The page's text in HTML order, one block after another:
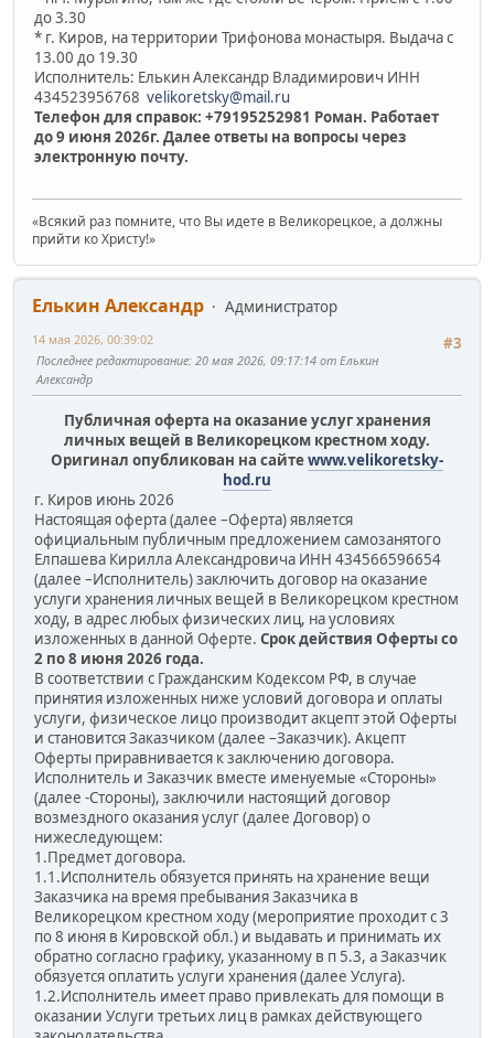
до 3.30
* г. Киров, на территории Трифонова монастыря. Выдача с
13.00 до 19.30
Исполнитель: Елькин Александр Владимирович ИНН
434523956768 velikoretsky@mail.ru
Телефон для справок: +79195252981 Роман. Работает
до 9 июня 2026г. Далее ответы на вопросы через
электронную почту.
«Всякий раз помните, что Вы идете в Великорецкое, а должны
прийти ко Христу!»
Елькин Александр
Администратор
#3
14 мая 2026, 00:39:02
Последнее редактирование: 20 мая 2026, 09:17:14 от Елькин
Александр
Публичная оферта на оказание услуг хранения
личных вещей в Великорецком крестном ходу.
Оригинал опубликован на сайтеwww.velikoretsky-
hod.ru
г. Киров июнь 2026
Настоящая оферта (далее –Оферта) является
официальным публичным предложением самозанятого
Елпашева Кирилла Александровича ИНН 434566596654
(далее –Исполнитель) заключить договор на оказание
услуги хранения личных вещей в Великорецком крестном
ходу, в адрес любых физических лиц, на условиях
изложенных в данной Оферте. Срок действия Оферты со
2 по 8 июня 2026 года.
В соответствии с Гражданским Кодексом РФ, в случае
принятия изложенных ниже условий договора и оплаты
услуги, физическое лицо производит акцепт этой Оферты
и становится Заказчиком (далее –Заказчик). Акцепт
Оферты приравнивается к заключению договора.
Исполнитель и Заказчик вместе именуемые «Стороны»
(далее -Стороны), заключили настоящий договор
возмездного оказания услуг (далее Договор) о
нижеследующем:
1.Предмет договора.
1.1.Исполнитель обязуется принять на хранение вещи
Заказчика на время пребывания Заказчика в
Великорецком крестном ходу (мероприятие проходит с 3
по 8 июня в Кировской обл.) и выдавать и принимать их
обратно согласно графику, указанному в п 5.3, а Заказчик
обязуется оплатить услуги хранения (далее Услуга).
1.2.Исполнитель имеет право привлекать для помощи в
оказании Услуги третьих лиц в рамках действующего